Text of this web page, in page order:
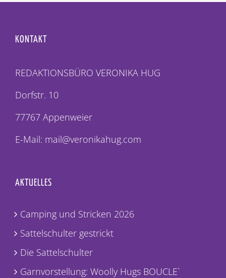
KONTAKT
REDAKTIONSBÜRO VERONIKA HUG
Dorfstr. 10
77767 Appenweier
E-Mail: mail@veronikahug.com
AKTUELLES
Camping und Stricken 2026
Sattelschulter gestrickt
Die Sattelschulter
Garnvorstellung: Woolly Hugs BOUCLE`